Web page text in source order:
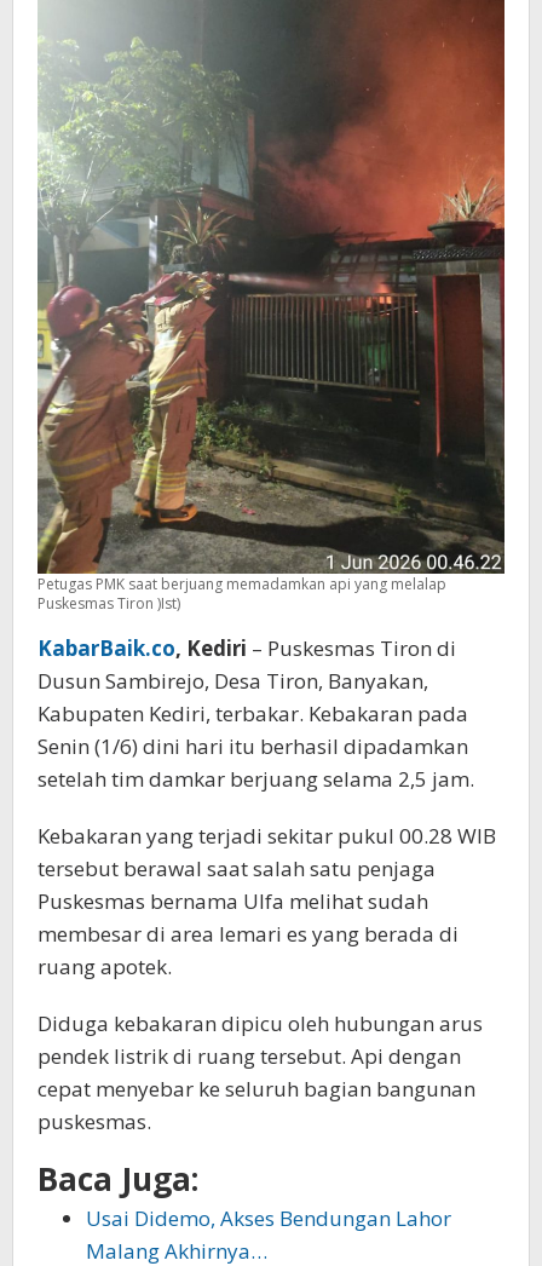
Petugas PMK saat berjuang memadamkan api yang melalap
Puskesmas Tiron )Ist)
KabarBaik.co, Kediri – Puskesmas Tiron di
Dusun Sambirejo, Desa Tiron, Banyakan,
Kabupaten Kediri, terbakar. Kebakaran pada
Senin (1/6) dini hari itu berhasil dipadamkan
setelah tim damkar berjuang selama 2,5 jam.
Kebakaran yang terjadi sekitar pukul 00.28 WIB
tersebut berawal saat salah satu penjaga
Puskesmas bernama Ulfa melihat sudah
membesar di area lemari es yang berada di
ruang apotek.
Diduga kebakaran dipicu oleh hubungan arus
pendek listrik di ruang tersebut. Api dengan
cepat menyebar ke seluruh bagian bangunan
puskesmas.
Baca Juga:
Usai Didemo, Akses Bendungan Lahor
Malang Akhirnya…